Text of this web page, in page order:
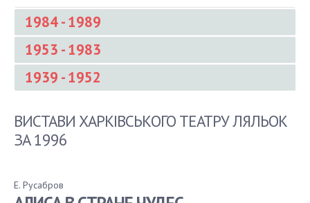
2007
1984 - 1989
1989
1988
1987
1985
1984
1953 - 1983
1983
1982
1980
1979
1976
1939 - 1952
1951
1950
1947
ВИСТАВИ ХАРКІВСЬКОГО ТЕАТРУ ЛЯЛЬОК
ЗА 1996
Е. Русабров